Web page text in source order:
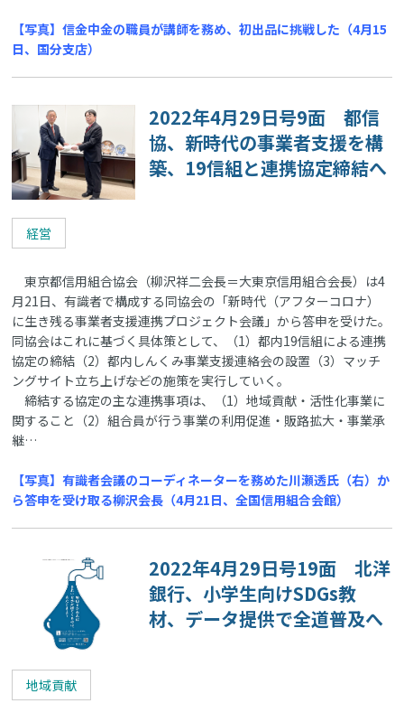
【写真】信金中金の職員が講師を務め、初出品に挑戦した（4月15
日、国分支店）
2022年4月29日号9面 都信
協、新時代の事業者支援を構
築、19信組と連携協定締結へ
経営
東京都信用組合協会（柳沢祥二会長＝大東京信用組合会長）は4
月21日、有識者で構成する同協会の「新時代（アフターコロナ）
に生き残る事業者支援連携プロジェクト会議」から答申を受けた。
同協会はこれに基づく具体策として、（1）都内19信組による連携
協定の締結（2）都内しんくみ事業支援連絡会の設置（3）マッチ
ングサイト立ち上げ――などの施策を実行していく。
締結する協定の主な連携事項は、（1）地域貢献・活性化事業に
関すること（2）組合員が行う事業の利用促進・販路拡大・事業承
継…
【写真】有識者会議のコーディネーターを務めた川瀬透氏（右）か
ら答申を受け取る柳沢会長（4月21日、全国信用組合会館）
2022年4月29日号19面 北洋
銀行、小学生向けSDGs教
材、データ提供で全道普及へ
地域貢献